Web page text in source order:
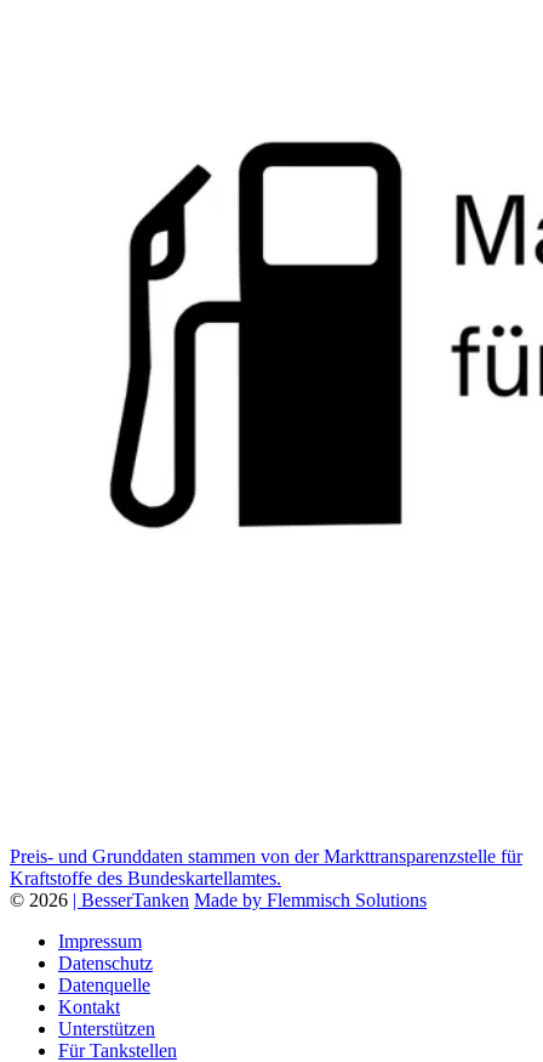
Preis- und Grunddaten stammen von der Markttransparenzstelle für
Kraftstoffe des Bundeskartellamtes.
© 2026 | BesserTanken Made by Flemmisch Solutions
Impressum
Datenschutz
Datenquelle
Kontakt
Unterstützen
Für Tankstellen